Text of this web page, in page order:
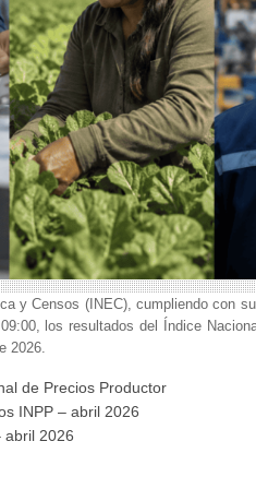
y Censos (INEC), cumpliendo con
los resultados del Índice
2026.
de Precios Productor
INPP – abril 2026
abril 2026